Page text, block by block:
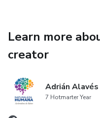
Learn more
creator
Adrián Alavés
7 Hotmarter Year